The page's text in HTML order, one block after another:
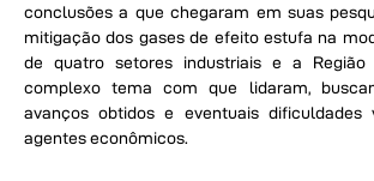
conclusões a que chegaram em suas
mitigação dos gases de efeito estufa na
de quatro setores industriais e a
complexo tema com que lidaram,
avanços obtidos e eventuais dificuldades
agentes econômicos.